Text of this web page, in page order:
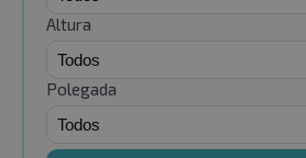
Altura
Polegada